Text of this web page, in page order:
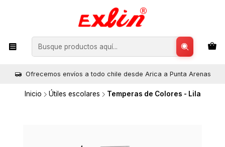
Ofrecemos envíos a todo chile desde Arica a Punta Arenas
Inicio Útiles escolares Temperas de Colores - Lila